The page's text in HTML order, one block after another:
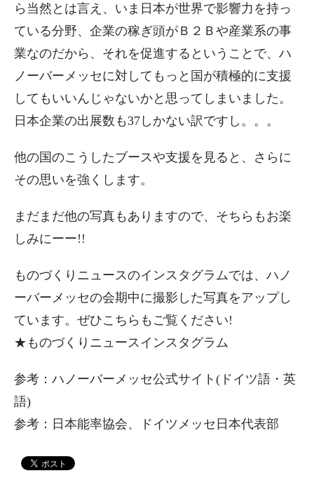
ら当然とは言え、いま日本が世界で影響力を持っ
ている分野、企業の稼ぎ頭がＢ２Ｂや産業系の事
業なのだから、それを促進するということで、ハ
ノーバーメッセに対してもっと国が積極的に支援
してもいいんじゃないかと思ってしまいました。
日本企業の出展数も37しかない訳ですし。。。
他の国のこうしたブースや支援を見ると、さらに
その思いを強くします。
まだまだ他の写真もありますので、そちらもお楽
しみにーー!!
ものづくりニュースのインスタグラムでは、ハノ
ーバーメッセの会期中に撮影した写真をアップし
ています。ぜひこちらもご覧ください!
★ものづくりニュースインスタグラム
参考：ハノーバーメッセ公式サイト(ドイツ語・英
語)
参考：日本能率協会、ドイツメッセ日本代表部